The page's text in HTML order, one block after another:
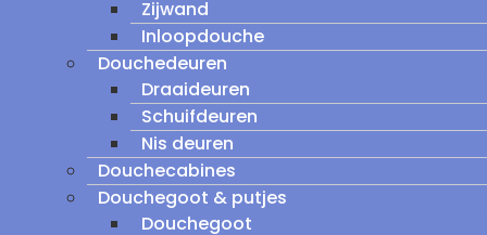
Zijwand
Inloopdouche
Douchedeuren
Draaideuren
Schuifdeuren
Nis deuren
Douchecabines
Douchegoot & putjes
Douchegoot